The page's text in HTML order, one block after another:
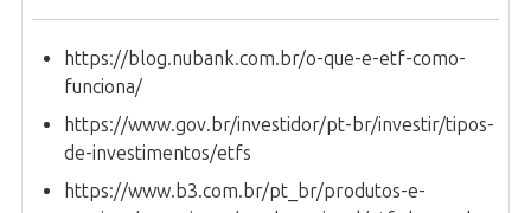
https://blog.nubank.com.br/o-que-e-etf-como-
funciona/
https://www.gov.br/investidor/pt-br/investir/tipos-
de-investimentos/etfs
https://www.b3.com.br/pt_br/produtos-e-